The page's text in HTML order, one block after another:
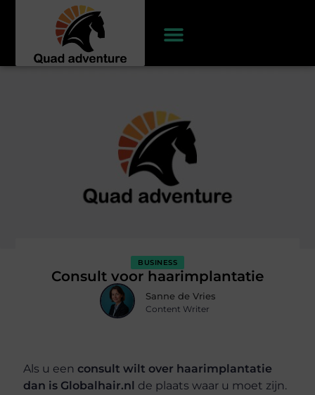
BUSINESS
Consult voor haarimplantatie
Sanne de Vries
Content Writer
Als u eenconsult wilt over haarimplantatie
dan is Globalhair.nl de plaats waar u moet zijn.